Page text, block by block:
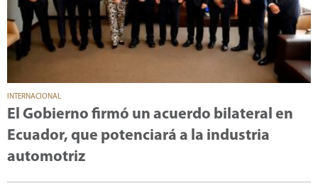
INTERNACIONAL
El Gobierno firmó un acuerdo bilateral en
Ecuador, que potenciará a la industria
automotriz